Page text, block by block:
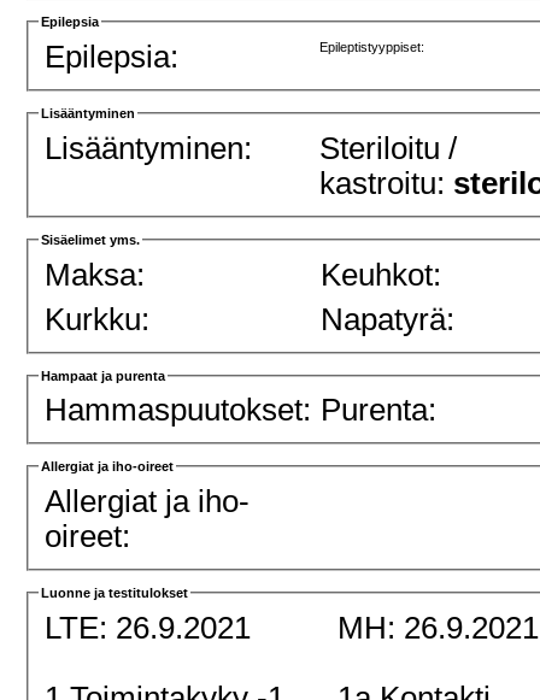
Epilepsia
Epilepsia: Epileptistyyppiset:
Lisääntyminen
Lisääntyminen:
Steriloitu /
kastroitu:
Sisäelimet yms.
Maksa:
Keuhkot:
Kurkku:
Napatyrä:
Hampaat ja purenta
Hammaspuutokset: Purenta:
Allergiat ja iho-oireet
Allergiat ja iho-
oireet:
Luonne ja testitulokset
LTE: 26.9.2021 MH: